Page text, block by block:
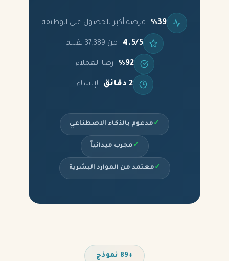
%39 فرصة أكبر للحصول على الوظيفة
4.5/5 من 37,389 تقييم
%92 رضا العملاء
2 دقائق لإنشاء
✓ مدعوم بالذكاء الاصطناعي
✓ مجرب ميدانياً
✓ معتمد من الموارد البشرية
+89 نموذج